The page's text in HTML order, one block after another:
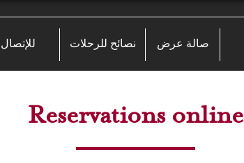
صالة عرض نصائح للرحلات للإتصال
Reservations online